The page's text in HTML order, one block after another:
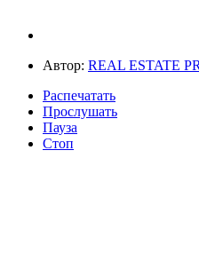
Автор: REAL ESTATE
Распечатать
Прослушать
Пауза
Стоп